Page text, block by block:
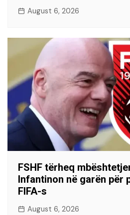
August 6, 2026
FSHF tërheq
Infantinon në garën për
FIFA-s
August 6, 2026